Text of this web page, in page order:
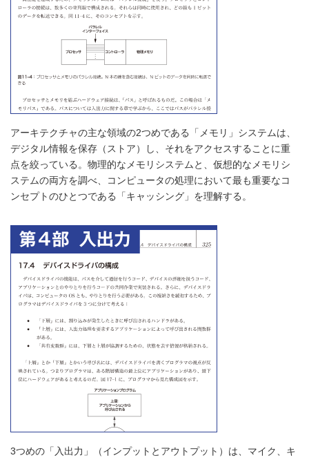
アーキテクチャの主な領域の2つめである「メモリ」システムは、
デジタル情報を保存（ストア）し、それをアクセスすることに重
点を絞っている。物理的なメモリシステムと、仮想的なメモリシ
ステムの両方を調べ、コンピュータの処理において最も重要なコ
ンセプトのひとつである「キャッシング」を理解する。
3つめの「入出力」（インプットとアウトプット）は、マイク、キ